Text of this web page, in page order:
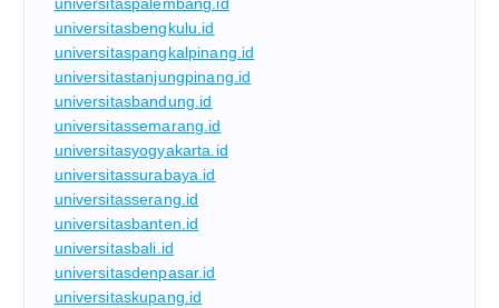
universitaspalembang.id
universitasbengkulu.id
universitaspangkalpinang.id
universitastanjungpinang.id
universitasbandung.id
universitassemarang.id
universitasyogyakarta.id
universitassurabaya.id
universitasserang.id
universitasbanten.id
universitasbali.id
universitasdenpasar.id
universitaskupang.id